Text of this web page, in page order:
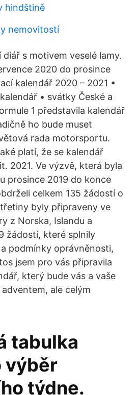
hindštině
nemovitostí
s motivem veselé lamy.
2020 do prosince
kalendář 2020 – 2021 •
• svátky České a
1 představila kalendář
ho bude muset
rada motorsportu.
platí, že se kalendář
2021. Ve výzvě, která byla
prosince 2019 do konce
celkem 135 žádostí o
byly připraveny ve
z Norska, Islandu a
žádostí, které splnily
podmínky oprávněnosti,
jsem pro vás připravila
který bude vás a vaše
ale celým
tabulka
výběr
týdne.